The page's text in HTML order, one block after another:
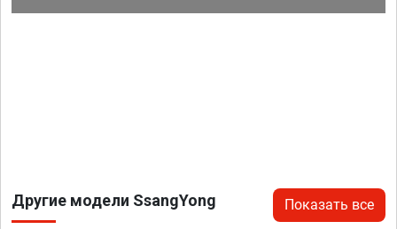
Другие модели SsangYong Показать все